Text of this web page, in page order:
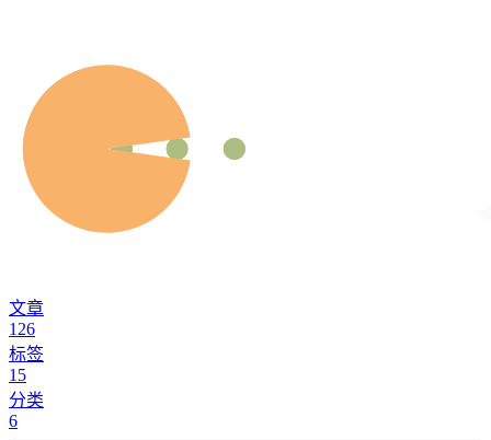
文章
126
标签
15
分类
6